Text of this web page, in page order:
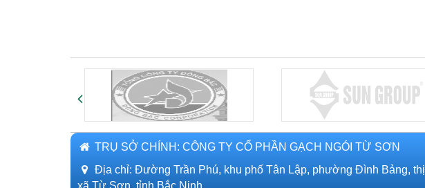
TRỤ SỞ CHÍNH: CÔNG TY CỔ PHẦN GẠCH NGÓI TỪ SƠN
Địa chỉ: Đường Trần Phú, khu phố Tân Lập, phường Đình Bảng, thị
xã Từ Sơn, tỉnh Bắc Ninh